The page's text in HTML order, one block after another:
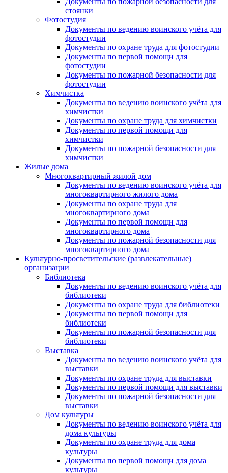
стоянки
Фотостудия
Документы по ведению воинского учёта для
фотостудии
Документы по охране труда для фотостудии
Документы по первой помощи для
фотостудии
Документы по пожарной безопасности для
фотостудии
Химчистка
Документы по ведению воинского учёта для
химчистки
Документы по охране труда для химчистки
Документы по первой помощи для
химчистки
Документы по пожарной безопасности для
химчистки
Жилые дома
Многоквартирный жилой дом
Документы по ведению воинского учёта для
многоквартирного жилого дома
Документы по охране труда для
многоквартирного дома
Документы по первой помощи для
многоквартирного дома
Документы по пожарной безопасности для
многоквартирного дома
Культурно-просветительские (развлекательные)
организации
Библиотека
Документы по ведению воинского учёта для
библиотеки
Документы по охране труда для библиотеки
Документы по первой помощи для
библиотеки
Документы по пожарной безопасности для
библиотеки
Выставка
Документы по ведению воинского учёта для
выставки
Документы по охране труда для выставки
Документы по первой помощи для выставки
Документы по пожарной безопасности для
выставки
Дом культуры
Документы по ведению воинского учёта для
дома культуры
Документы по охране труда для дома
культуры
Документы по первой помощи для дома
культуры